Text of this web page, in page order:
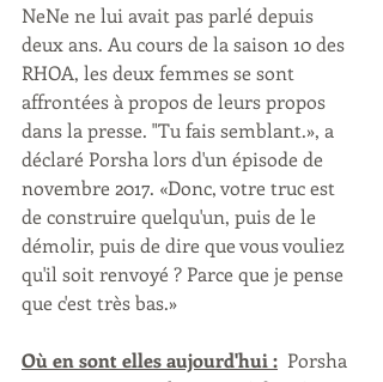
NeNe ne lui avait pas parlé depuis
deux ans. Au cours de la saison 10 des
RHOA, les deux femmes se sont
affrontées à propos de leurs propos
dans la presse. "Tu fais semblant.», a
déclaré Porsha lors d'un épisode de
novembre 2017. «Donc, votre truc est
de construire quelqu'un, puis de le
démolir, puis de dire que vous vouliez
qu'il soit renvoyé ? Parce que je pense
que c'est très bas.»
Où en sont elles aujourd'hui : Porsha